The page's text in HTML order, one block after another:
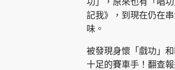
記我》，到現在仍在
味。
被發現身懷「戲功」
十足的賽車手！翻查